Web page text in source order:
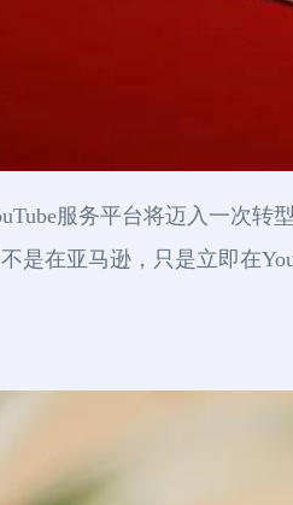
服务平台将迈入一次
是在亚马逊，只是立即在